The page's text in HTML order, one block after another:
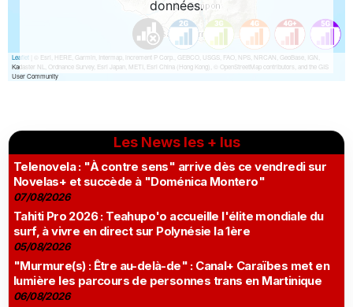
Les News les + lus
Telenovela : "À contre sens" arrive dès ce vendredi sur
Novelas+ et succède à "Doménica Montero"
07/08/2026
Tahiti Pro 2026 : Teahupo'o accueille l'élite mondiale du
surf, à vivre en direct sur Polynésie la 1ère
05/08/2026
"Murmure(s) : Être au-delà-de" : Canal+ Caraïbes met en
lumière les parcours de personnes trans en Martinique
06/08/2026